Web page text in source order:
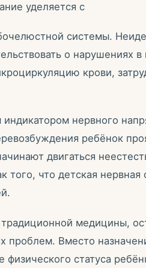
уделяется с
системы.
о нарушениях
крови,
нервного
ребёнок
двигаться
того, что детская
медицины,
проблем. Вместо
физического статуса